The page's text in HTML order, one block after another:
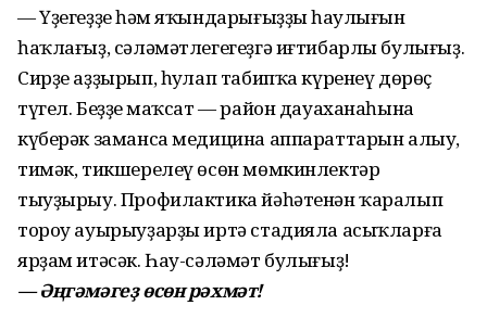
— Үҙегеҙҙең һәм яҡындарығыҙҙың һаулығын
һаҡлағыҙ, сәләмәтлегегеҙгә иғтибарлы булығыҙ.
Сирҙе аҙҙырып, һуңлап табипҡа күренеү дөрөҫ
түгел. Беҙҙең маҡсат — район дауаханаһына
күберәк заманса медицина аппараттарын алыу,
тимәк, тикшерелеү өсөн мөмкинлектәр
тыуҙырыу. Профилактика йәһәтенән ҡаралып
тороу ауырыуҙарҙы иртә стадияла асыҡларға
ярҙам итәсәк. Һау-сәләмәт булығыҙ!
— Әңгәмәгеҙ өсөн рәхмәт!